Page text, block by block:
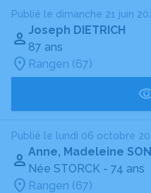
Publié le dimanche 21 juin
Joseph DIETRICH
87 ans
Rangen (67)
Publié le lundi 06 octobre
Anne, Madeleine
Née STORCK - 74 ans
Rangen (67)